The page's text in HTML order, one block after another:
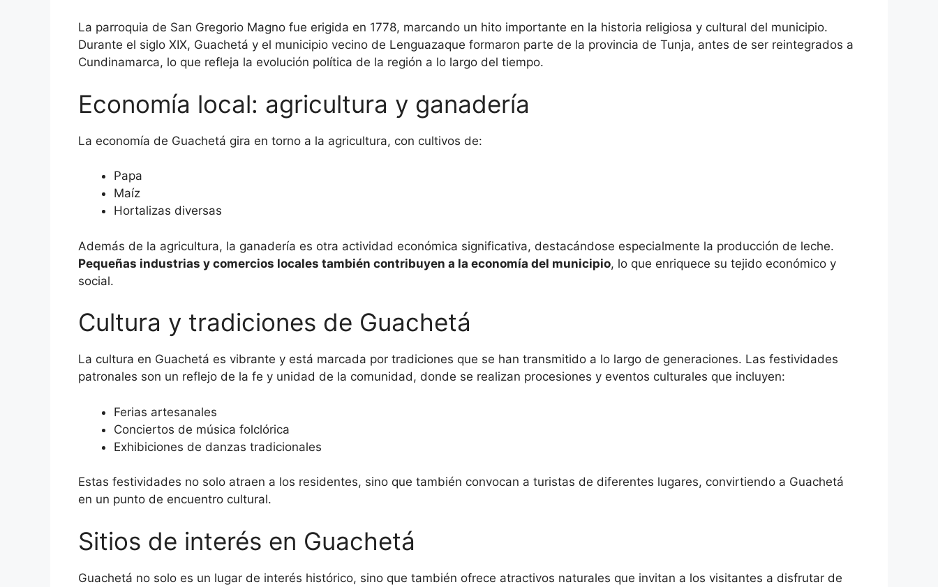
La parroquia de San Gregorio Magno fue erigida en 1778, marcando un hito importante en la historia religiosa y cultural del municipio.
Durante el siglo XIX, Guachetá y el municipio vecino de Lenguazaque formaron parte de la provincia de Tunja, antes de ser reintegrados a
Cundinamarca, lo que refleja la evolución política de la región a lo largo del tiempo.
Economía local: agricultura y ganadería
La economía de Guachetá gira en torno a la agricultura, con cultivos de:
Papa
Maíz
Hortalizas diversas
Además de la agricultura, la ganadería es otra actividad económica significativa, destacándose especialmente la producción de leche.
Pequeñas industrias y comercios locales también contribuyen a la economía del municipio, lo que enriquece su tejido económico y
social.
Cultura y tradiciones de Guachetá
La cultura en Guachetá es vibrante y está marcada por tradiciones que se han transmitido a lo largo de generaciones. Las festividades
patronales son un reflejo de la fe y unidad de la comunidad, donde se realizan procesiones y eventos culturales que incluyen:
Ferias artesanales
Conciertos de música folclórica
Exhibiciones de danzas tradicionales
Estas festividades no solo atraen a los residentes, sino que también convocan a turistas de diferentes lugares, convirtiendo a Guachetá
en un punto de encuentro cultural.
Sitios de interés en Guachetá
Guachetá no solo es un lugar de interés histórico, sino que también ofrece atractivos naturales que invitan a los visitantes a disfrutar de